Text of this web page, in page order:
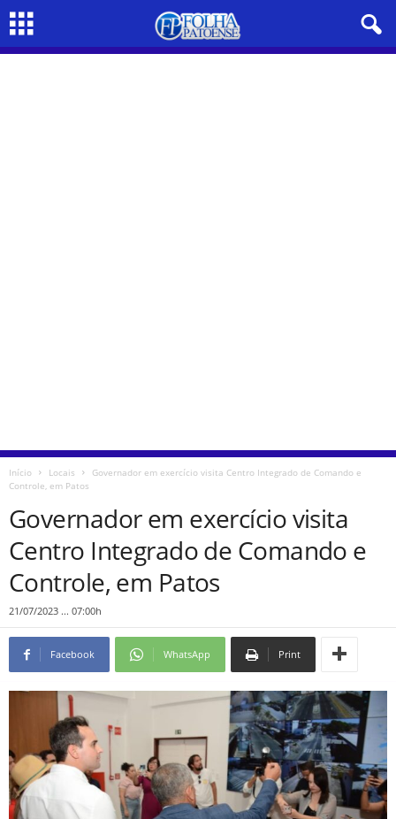
Início Locais
Governador em exercício visita Centro Integrado de Comando e
Controle, em Patos
Governador em exercício visita
Centro Integrado de Comando e
Controle, em Patos
21/07/2023 ... 07:00h
Facebook WhatsApp Print